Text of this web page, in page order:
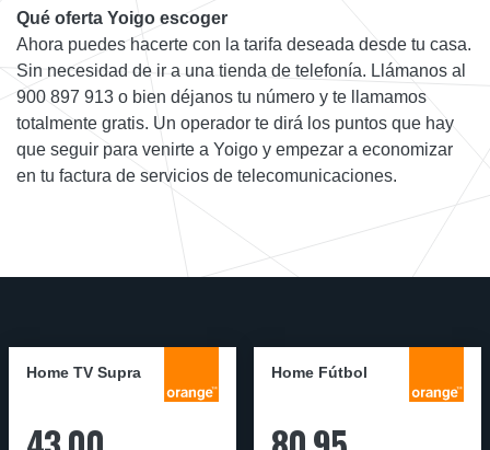
Qué oferta Yoigo escoger
Ahora puedes hacerte con la tarifa deseada desde tu casa.
Sin necesidad de ir a una tienda de telefonía. Llámanos al
900 897 913 o bien déjanos tu número y te llamamos
totalmente gratis. Un operador te dirá los puntos que hay
que seguir para venirte a Yoigo y empezar a economizar
en tu factura de servicios de telecomunicaciones.
Home TV Supra Home Fútbol